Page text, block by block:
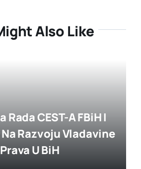
Also Like
Rada CEST-A FBiH I
Na Razvoju Vladavine
Prava U BiH